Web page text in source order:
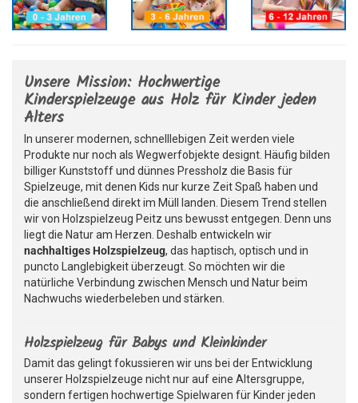
Unsere Mission: Hochwertige
Kinderspielzeuge aus Holz für Kinder jeden
Alters
In unserer modernen, schnelllebigen Zeit werden viele
Produkte nur noch als Wegwerfobjekte designt. Häufig bilden
billiger Kunststoff und dünnes Pressholz die Basis für
Spielzeuge, mit denen Kids nur kurze Zeit Spaß haben und
die anschließend direkt im Müll landen. Diesem Trend stellen
wir von Holzspielzeug Peitz uns bewusst entgegen. Denn uns
liegt die Natur am Herzen. Deshalb entwickeln wir
nachhaltiges Holzspielzeug, das haptisch, optisch und in
puncto Langlebigkeit überzeugt. So möchten wir die
natürliche Verbindung zwischen Mensch und Natur beim
Nachwuchs wiederbeleben und stärken.
Holzspielzeug für Babys und Kleinkinder
Damit das gelingt fokussieren wir uns bei der Entwicklung
unserer Holzspielzeuge nicht nur auf eine Altersgruppe,
sondern fertigen hochwertige Spielwaren für Kinder jeden